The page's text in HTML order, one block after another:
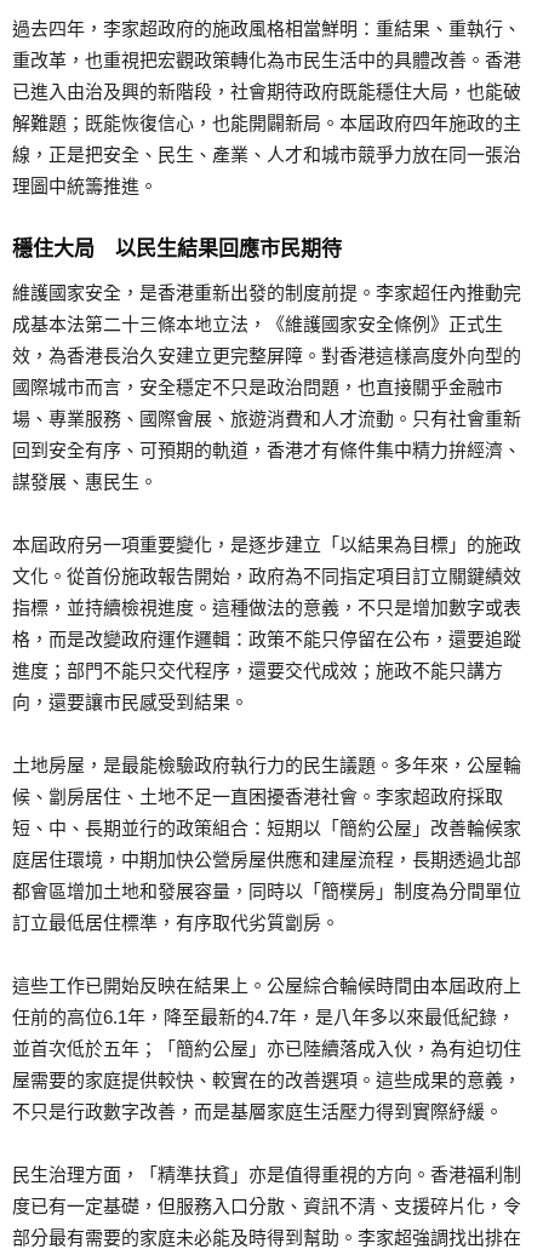
過去四年，李家超政府的施政風格相當鮮明：重結果、重執行、
重改革，也重視把宏觀政策轉化為市民生活中的具體改善。香港
已進入由治及興的新階段，社會期待政府既能穩住大局，也能破
解難題；既能恢復信心，也能開闢新局。本屆政府四年施政的主
線，正是把安全、民生、產業、人才和城市競爭力放在同一張治
理圖中統籌推進。
穩住大局 以民生結果回應市民期待
維護國家安全，是香港重新出發的制度前提。李家超任內推動完
成基本法第二十三條本地立法，《維護國家安全條例》正式生
效，為香港長治久安建立更完整屏障。對香港這樣高度外向型的
國際城市而言，安全穩定不只是政治問題，也直接關乎金融市
場、專業服務、國際會展、旅遊消費和人才流動。只有社會重新
回到安全有序、可預期的軌道，香港才有條件集中精力拚經濟、
謀發展、惠民生。
本屆政府另一項重要變化，是逐步建立「以結果為目標」的施政
文化。從首份施政報告開始，政府為不同指定項目訂立關鍵績效
指標，並持續檢視進度。這種做法的意義，不只是增加數字或表
格，而是改變政府運作邏輯：政策不能只停留在公布，還要追蹤
進度；部門不能只交代程序，還要交代成效；施政不能只講方
向，還要讓市民感受到結果。
土地房屋，是最能檢驗政府執行力的民生議題。多年來，公屋輪
候、劏房居住、土地不足一直困擾香港社會。李家超政府採取
短、中、長期並行的政策組合：短期以「簡約公屋」改善輪候家
庭居住環境，中期加快公營房屋供應和建屋流程，長期透過北部
都會區增加土地和發展容量，同時以「簡樸房」制度為分間單位
訂立最低居住標準，有序取代劣質劏房。
這些工作已開始反映在結果上。公屋綜合輪候時間由本屆政府上
任前的高位6.1年，降至最新的4.7年，是八年多以來最低紀錄，
並首次低於五年；「簡約公屋」亦已陸續落成入伙，為有迫切住
屋需要的家庭提供較快、較實在的改善選項。這些成果的意義，
不只是行政數字改善，而是基層家庭生活壓力得到實際紓緩。
民生治理方面，「精準扶貧」亦是值得重視的方向。香港福利制
度已有一定基礎，但服務入口分散、資訊不清、支援碎片化，令
部分最有需要的家庭未必能及時得到幫助。李家超強調找出排在